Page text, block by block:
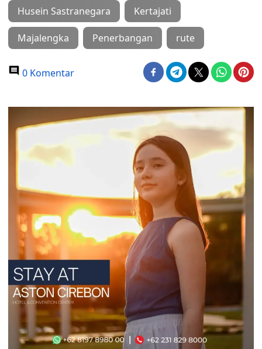
Husein Sastranegara Kertajati
Majalengka Penerbangan rute
0 Komentar